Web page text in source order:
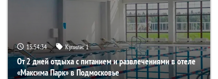
13:54:33 Купили:1
От 2 дней отдыха с питанием и развлечениями в отеле
«Максима Парк» в Подмосковье